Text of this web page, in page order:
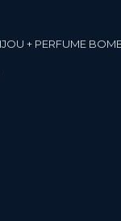
+ PERFUME